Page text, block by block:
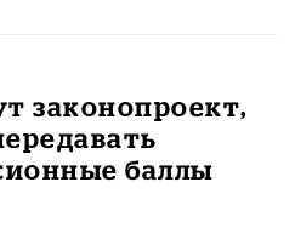
законопроект,
баллы